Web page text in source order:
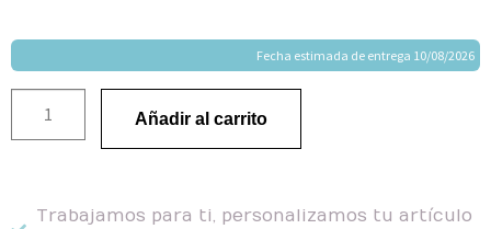
Fecha estimada de entrega 10/08/2026
Añadir al carrito
Trabajamos para ti, personalizamos tu artículo